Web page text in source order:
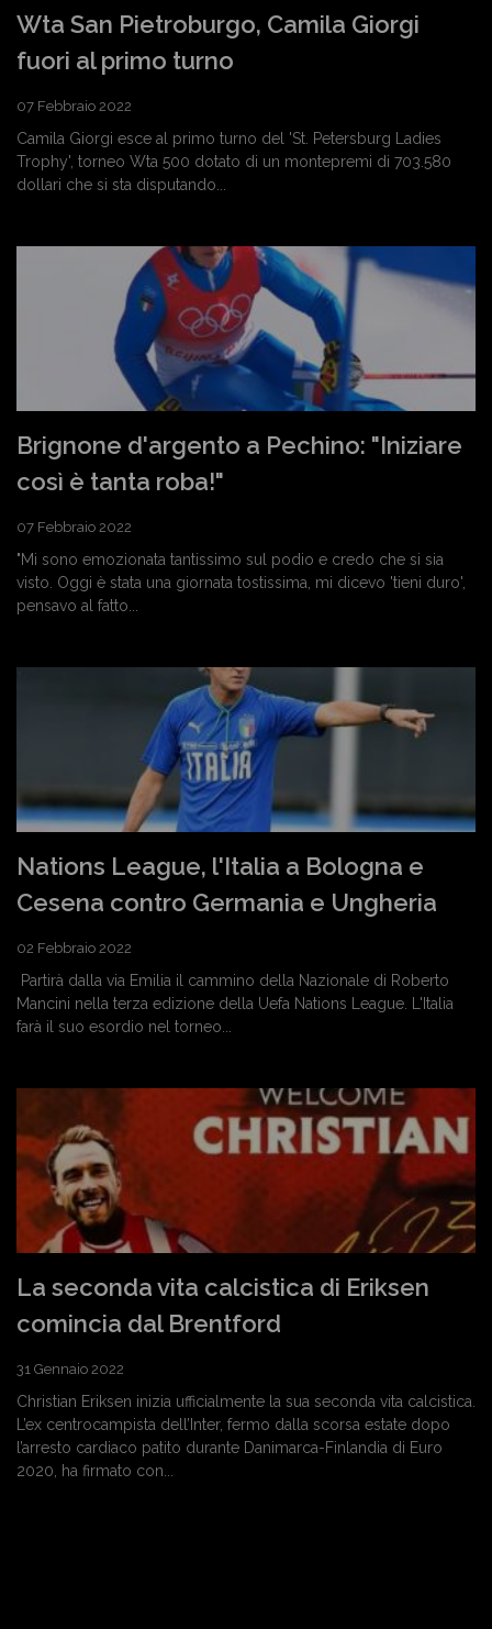
Wta San Pietroburgo, Camila Giorgi
fuori al primo turno
07 Febbraio 2022
Camila Giorgi esce al primo turno del 'St. Petersburg Ladies
Trophy', torneo Wta 500 dotato di un montepremi di 703.580
dollari che si sta disputando...
Brignone d'argento a Pechino: "Iniziare
così è tanta roba!"
07 Febbraio 2022
"Mi sono emozionata tantissimo sul podio e credo che si sia
visto. Oggi è stata una giornata tostissima, mi dicevo 'tieni duro',
pensavo al fatto...
Nations League, l'Italia a Bologna e
Cesena contro Germania e Ungheria
02 Febbraio 2022
Partirà dalla via Emilia il cammino della Nazionale di Roberto
Mancini nella terza edizione della Uefa Nations League. L'Italia
farà il suo esordio nel torneo...
La seconda vita calcistica di Eriksen
comincia dal Brentford
31 Gennaio 2022
Christian Eriksen inizia ufficialmente la sua seconda vita calcistica.
L’ex centrocampista dell’Inter, fermo dalla scorsa estate dopo
l’arresto cardiaco patito durante Danimarca-Finlandia di Euro
2020, ha firmato con...